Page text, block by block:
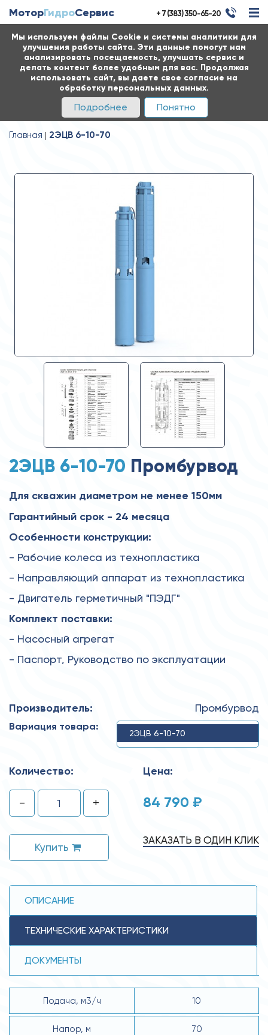
Мы используем файлы Cookie и системы аналитики для
улучшения работы сайта. Эти данные помогут нам
анализировать посещаемость, улучшать сервис и
делать контент более удобным для вас. Продолжая
использовать сайт, вы даете свое согласие на
обработку персональных данных.
Подробнее Понятно
МоторГидроСервис + 7 (383) 350-65-20
Главная 2ЭЦВ 6-10-70
2ЭЦВ 6-10-70 Промбурвод
Для скважин диаметром не менее 150мм
Гарантийный срок - 24 месяца
Особенности конструкции:
- Рабочие колеса из технопластика
- Направляющий аппарат из технопластика
- Двигатель герметичный "ПЭДГ"
Комплект поставки:
- Насосный агрегат
- Паспорт, Руководство по эксплуатации
Производитель: Промбурвод
Вариация товара:
2ЭЦВ 6-10-70
Количество:
- +
Купить
Цена:
84 790 ₽
ЗАКАЗАТЬ В ОДИН КЛИК
ОПИСАНИЕ
ТЕХНИЧЕСКИЕ ХАРАКТЕРИСТИКИ
ДОКУМЕНТЫ
Подача, м3/ч 10
Напор, м 70